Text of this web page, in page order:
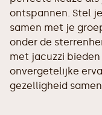
ontspannen. Stel
samen met je
onder de
met jacuzzi
onvergetelijke
gezelligheid